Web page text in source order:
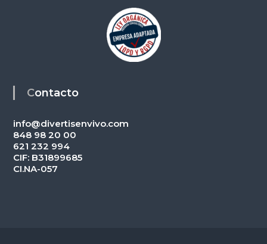
Contacto
info@divertisenvivo.com
848 98 20 00
621 232 994
CIF: B31899685
CI.NA-057